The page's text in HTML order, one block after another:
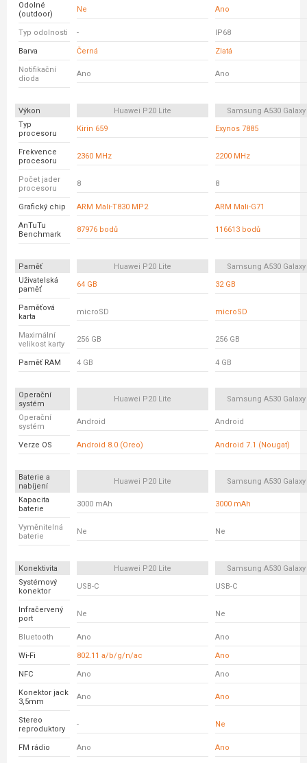
Odolné
(outdoor)
Ne Ano
Typ odolnosti - IP68
Barva Černá Zlatá
Notifikační
dioda
Ano Ano
Výkon Huawei P20 Lite
Samsung A530 Galaxy
Typ
procesoru
Kirin 659 Exynos 7885
Frekvence
procesoru
2360 MHz 2200 MHz
Počet jader
procesoru
8 8
Grafický chip ARM Mali-T830 MP2 ARM Mali-G71
AnTuTu
Benchmark
87976 bodů 116613 bodů
Paměť Huawei P20 Lite
Samsung A530 Galaxy
Uživatelská
paměť
64 GB 32 GB
Paměťová
karta
microSD microSD
Maximální
velikost karty
256 GB 256 GB
Paměť RAM 4 GB 4 GB
Operační
systém
Huawei P20 Lite Samsung A530 Galaxy
Operační
systém
Android Android
Verze OS Android 8.0 (Oreo) Android 7.1 (Nougat)
Baterie a
nabíjení
Huawei P20 Lite Samsung A530 Galaxy
Kapacita
baterie
3000 mAh 3000 mAh
Vyměnitelná
baterie
Ne Ne
Konektivita Huawei P20 Lite
Samsung A530 Galaxy
Systémový
konektor
USB-C USB-C
Infračervený
port
Ne Ne
Bluetooth Ano Ano
Wi-Fi 802.11 a/b/g/n/ac Ano
NFC Ano Ano
Konektor jack
3,5mm
Ano Ano
Stereo
reproduktory
- Ne
FM rádio Ano Ano